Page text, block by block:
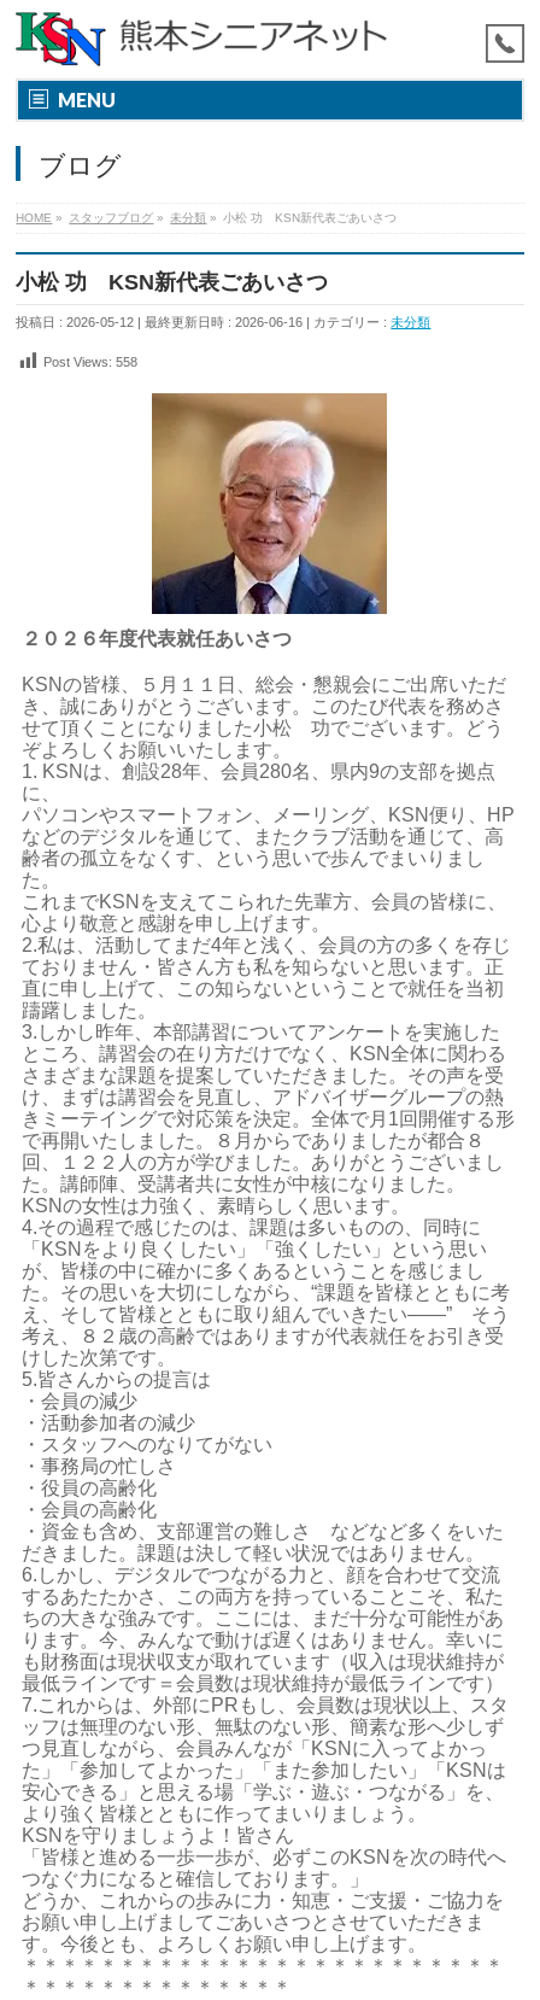
MENU
ブログ
HOME » スタッフブログ » 未分類 » 小松 功 KSN新代表ごあいさつ
小松 功 KSN新代表ごあいさつ
投稿日 : 2026-05-12 最終更新日時 : 2026-06-16 カテゴリー :未分類
Post Views: 558
２０２６年度代表就任あいさつ
KSNの皆様、５月１１日、総会・懇親会にご出席いただ
き、誠にありがとうございます。このたび代表を務めさ
せて頂くことになりました小松 功でございます。どう
ぞよろしくお願いいたします。
1. KSNは、創設28年、会員280名、県内9の支部を拠点
に、
パソコンやスマートフォン、メーリング、KSN便り、HP
などのデジタルを通じて、またクラブ活動を通じて、高
齢者の孤立をなくす、という思いで歩んでまいりまし
た。
これまでKSNを支えてこられた先輩方、会員の皆様に、
心より敬意と感謝を申し上げます。
2.私は、活動してまだ4年と浅く、会員の方の多くを存じ
ておりません・皆さん方も私を知らないと思います。正
直に申し上げて、この知らないということで就任を当初
躊躇しました。
3.しかし昨年、本部講習についてアンケートを実施した
ところ、講習会の在り方だけでなく、KSN全体に関わる
さまざまな課題を提案していただきました。その声を受
け、まずは講習会を見直し、アドバイザーグループの熱
きミーテイングで対応策を決定。全体で月1回開催する形
で再開いたしました。８月からでありましたが都合８
回、１２２人の方が学びました。ありがとうございまし
た。講師陣、受講者共に女性が中核になりました。
KSNの女性は力強く、素晴らしく思います。
4.その過程で感じたのは、課題は多いものの、同時に
「KSNをより良くしたい」「強くしたい」という思い
が、皆様の中に確かに多くあるということを感じまし
た。その思いを大切にしながら、“課題を皆様とともに考
え、そして皆様とともに取り組んでいきたい――” そう
考え、８２歳の高齢ではありますが代表就任をお引き受
けした次第です。
5.皆さんからの提言は
・会員の減少
・活動参加者の減少
・スタッフへのなりてがない
・事務局の忙しさ
・役員の高齢化
・会員の高齢化
・資金も含め、支部運営の難しさ などなど多くをいた
だきました。課題は決して軽い状況ではありません。
6.しかし、デジタルでつながる力と、顔を合わせて交流
するあたたかさ、この両方を持っていることこそ、私た
ちの大きな強みです。ここには、まだ十分な可能性があ
ります。今、みんなで動けば遅くはありません。幸いに
も財務面は現状収支が取れています（収入は現状維持が
最低ラインです＝会員数は現状維持が最低ラインです）
7.これからは、外部にPRもし、会員数は現状以上、スタ
ッフは無理のない形、無駄のない形、簡素な形へ少しず
つ見直しながら、会員みんなが「KSNに入ってよかっ
た」「参加してよかった」「また参加したい」「KSNは
安心できる」と思える場「学ぶ・遊ぶ・つながる」を、
より強く皆様とともに作ってまいりましょう。
KSNを守りましょうよ！皆さん
「皆様と進める一歩一歩が、必ずこのKSNを次の時代へ
つなぐ力になると確信しております。」
どうか、これからの歩みに力・知恵・ご支援・ご協力を
お願い申し上げましてごあいさつとさせていただきま
す。今後とも、よろしくお願い申し上げます。
＊＊＊＊＊＊＊＊＊＊＊＊＊＊＊＊＊＊＊＊＊＊＊＊＊
＊＊＊＊＊＊＊＊＊＊＊＊＊＊